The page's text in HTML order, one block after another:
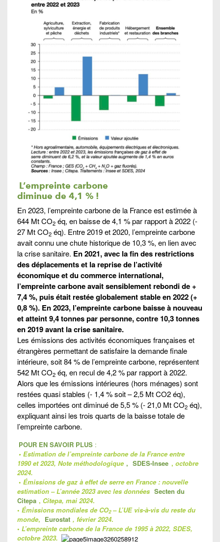
L’empreinte carbone
diminue de 4,1 % !
En 2023, l’empreinte carbone de la France est estimée à
644 Mt CO2 éq, en baisse de 4,1 % par rapport à 2022 (-
27 Mt CO2 éq). Entre 2019 et 2020, l’empreinte carbone
avait connu une chute historique de 10,3 %, en lien avec
la crise sanitaire. En 2021, avec la fin des restrictions
des déplacements et la reprise de l’activité
économique et du commerce international,
l’empreinte carbone avait sensiblement rebondi de +
7,4 %, puis était restée globalement stable en 2022 (+
0,8 %). En 2023, l’empreinte carbone baisse à nouveau
et atteint 9,4 tonnes par personne, contre 10,3 tonnes
en 2019 avant la crise sanitaire.
Les émissions des activités économiques françaises et
étrangères permettant de satisfaire la demande finale
intérieure, soit 84 % de l’empreinte carbone, représentent
542 Mt CO2 éq, en recul de 4,2 % par rapport à 2022.
Alors que les émissions intérieures (hors ménages) sont
restées quasi stables (- 1,4 % soit – 2,5 Mt CO2 éq),
celles importées ont diminué de 5,5 % (- 21,0 Mt CO2 éq),
expliquant ainsi les trois quarts de la baisse totale de
l’empreinte carbone.
POUR EN SAVOIR PLUS:
• Estimation de l’empreinte carbone de la France entre
1990 et 2023, Note méthodologique , SDES-Insee , octobre
2024.
• Émissions de gaz à effet de serre en France : nouvelle
estimation – L’année 2023 avec les données Secten du
Citepa , Citepa, mai 2024.
• Émissions mondiales de CO2– L’UE vis-à-vis du reste du
monde, Eurostat , février 2024.
• L’empreinte carbone de la France de 1995 à 2022, SDES,
octobre 2023.